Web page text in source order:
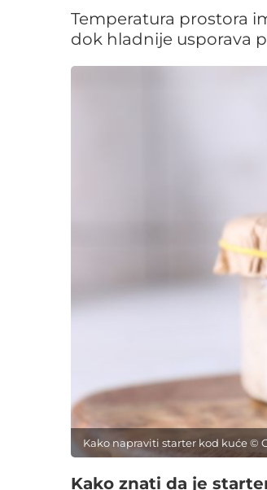
Temperatura prostora
dok hladnije usporava
Kako napraviti starter kod kuće ©
Kako znati da je